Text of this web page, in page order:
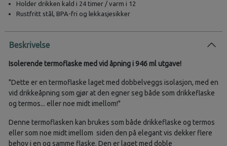
Holder drikken kald i 24 timer / varm i 12
Rustfritt stål, BPA-fri og lekkasjesikker
Beskrivelse
Isolerende termoflaske med vid åpning i 946 ml utgave!
Dette er en termoflaske laget med dobbelveggs isolasjon, med en
vid drikkeåpning som gjør at den egner seg både som drikkeflaske
og termos... eller noe midt imellom!
Denne termoflasken kan brukes som både drikkeflaske og termos
eller som noe midt imellom siden den på elegant vis dekker flere
behov i en og samme flaske. Den er laget med doble